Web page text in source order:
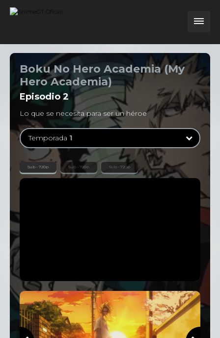
Boku No Hero Academia (My
Hero Academia)
Episodio 2
Lo que se necesita para ser un héroe
Temporada 1
Temporada1
13 Episodios
Sub - 720p Sub - 720p Sub - 720p